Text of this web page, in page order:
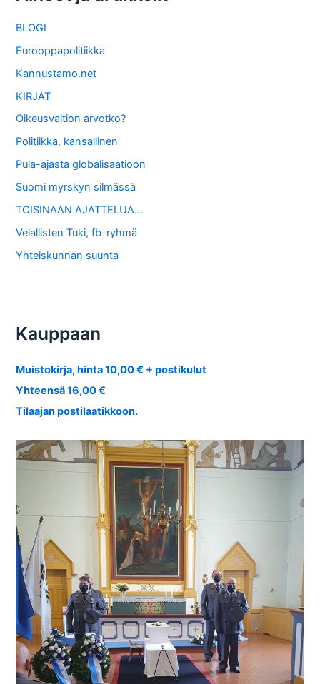
BLOGI
Eurooppapolitiikka
Kannustamo.net
KIRJAT
Oikeusvaltion arvotko?
Politiikka, kansallinen
Pula-ajasta globalisaatioon
Suomi myrskyn silmässä
TOISINAAN AJATTELUA…
Velallisten Tuki, fb-ryhmä
Yhteiskunnan suunta
Kauppaan
Muistokirja, hinta 10,00 € + postikulut
Yhteensä 16,00 €
Tilaajan postilaatikkoon.